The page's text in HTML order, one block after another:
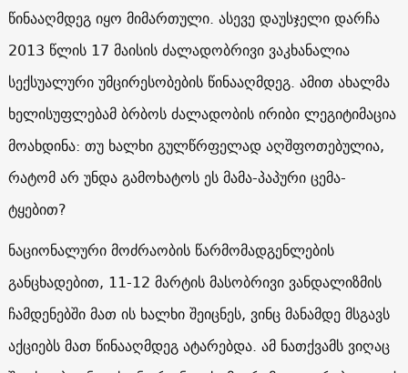
წინააღმდეგ იყო მიმართული. ასევე დაუსჯელი დარჩა
2013 წლის 17 მაისის ძალადობრივი ვაკხანალია
სექსუალური უმცირესობების წინააღმდეგ. ამით ახალმა
ხელისუფლებამ ბრბოს ძალადობის ირიბი ლეგიტიმაცია
მოახდინა: თუ ხალხი გულწრფელად აღშფოთებულია,
რატომ არ უნდა გამოხატოს ეს მამა-პაპური ცემა-
ტყებით?
ნაციონალური მოძრაობის წარმომადგენლების
განცხადებით, 11-12 მარტის მასობრივი ვანდალიზმის
ჩამდენებში მათ ის ხალხი შეიცნეს, ვინც მანამდე მსგავს
აქციებს მათ წინააღმდეგ ატარებდა. ამ ნათქვამს ვიღაც